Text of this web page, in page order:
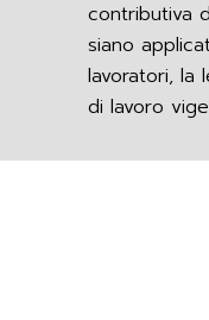
contributiva
siano
lavoratori, la
di lavoro